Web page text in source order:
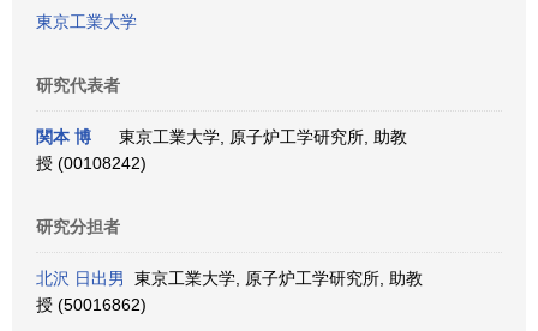
東京工業大学
研究代表者
関本 博
東京工業大学, 原子炉工学研究所, 助教
授 (00108242)
研究分担者
北沢 日出男
東京工業大学, 原子炉工学研究所, 助教
授 (50016862)